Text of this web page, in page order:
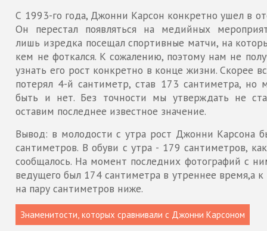
С 1993-го года, Джонни Карсон конкретно ушел в
Он перестал появляться на медийных
лишь изредка посещал спортивные матчи, на
кем не фоткался. К сожалению, поэтому нам не
узнать его рост конкретно в конце жизни. Скорее
потерял 4-й сантиметр, став 173 сантиметра, но
быть и нет. Без точности мы утверждать не
оставим последнее известное значение.
Вывод: в молодости с утра рост Джонни Карсона
сантиметров. В обуви с утра - 179 сантиметров,
сообщалось. На момент последних фотографий с
ведущего был 174 сантиметра в утреннее время,а к
на пару сантиметров ниже.